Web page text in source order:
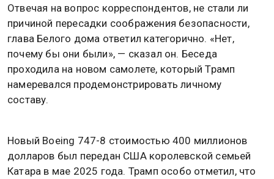
Отвечая на вопрос корреспондентов, не стали ли
причиной пересадки соображения безопасности,
глава Белого дома ответил категорично. «Нет,
почему бы они были», — сказал он. Беседа
проходила на новом самолете, который Трамп
намеревался продемонстрировать личному
составу.
Новый Boeing 747-8 стоимостью 400 миллионов
долларов был передан США королевской семьей
Катара в мае 2025 года. Трамп особо отметил, что